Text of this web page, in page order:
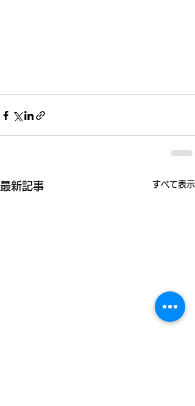
最新記事 すべて表示